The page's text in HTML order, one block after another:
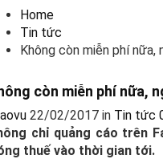
Home
Tin tức
Không còn miễn phí
còn miễn phí nữa,
22/02/2017 in Tin tức
chỉ quảng cáo trên
thuế vào thời gian tới.